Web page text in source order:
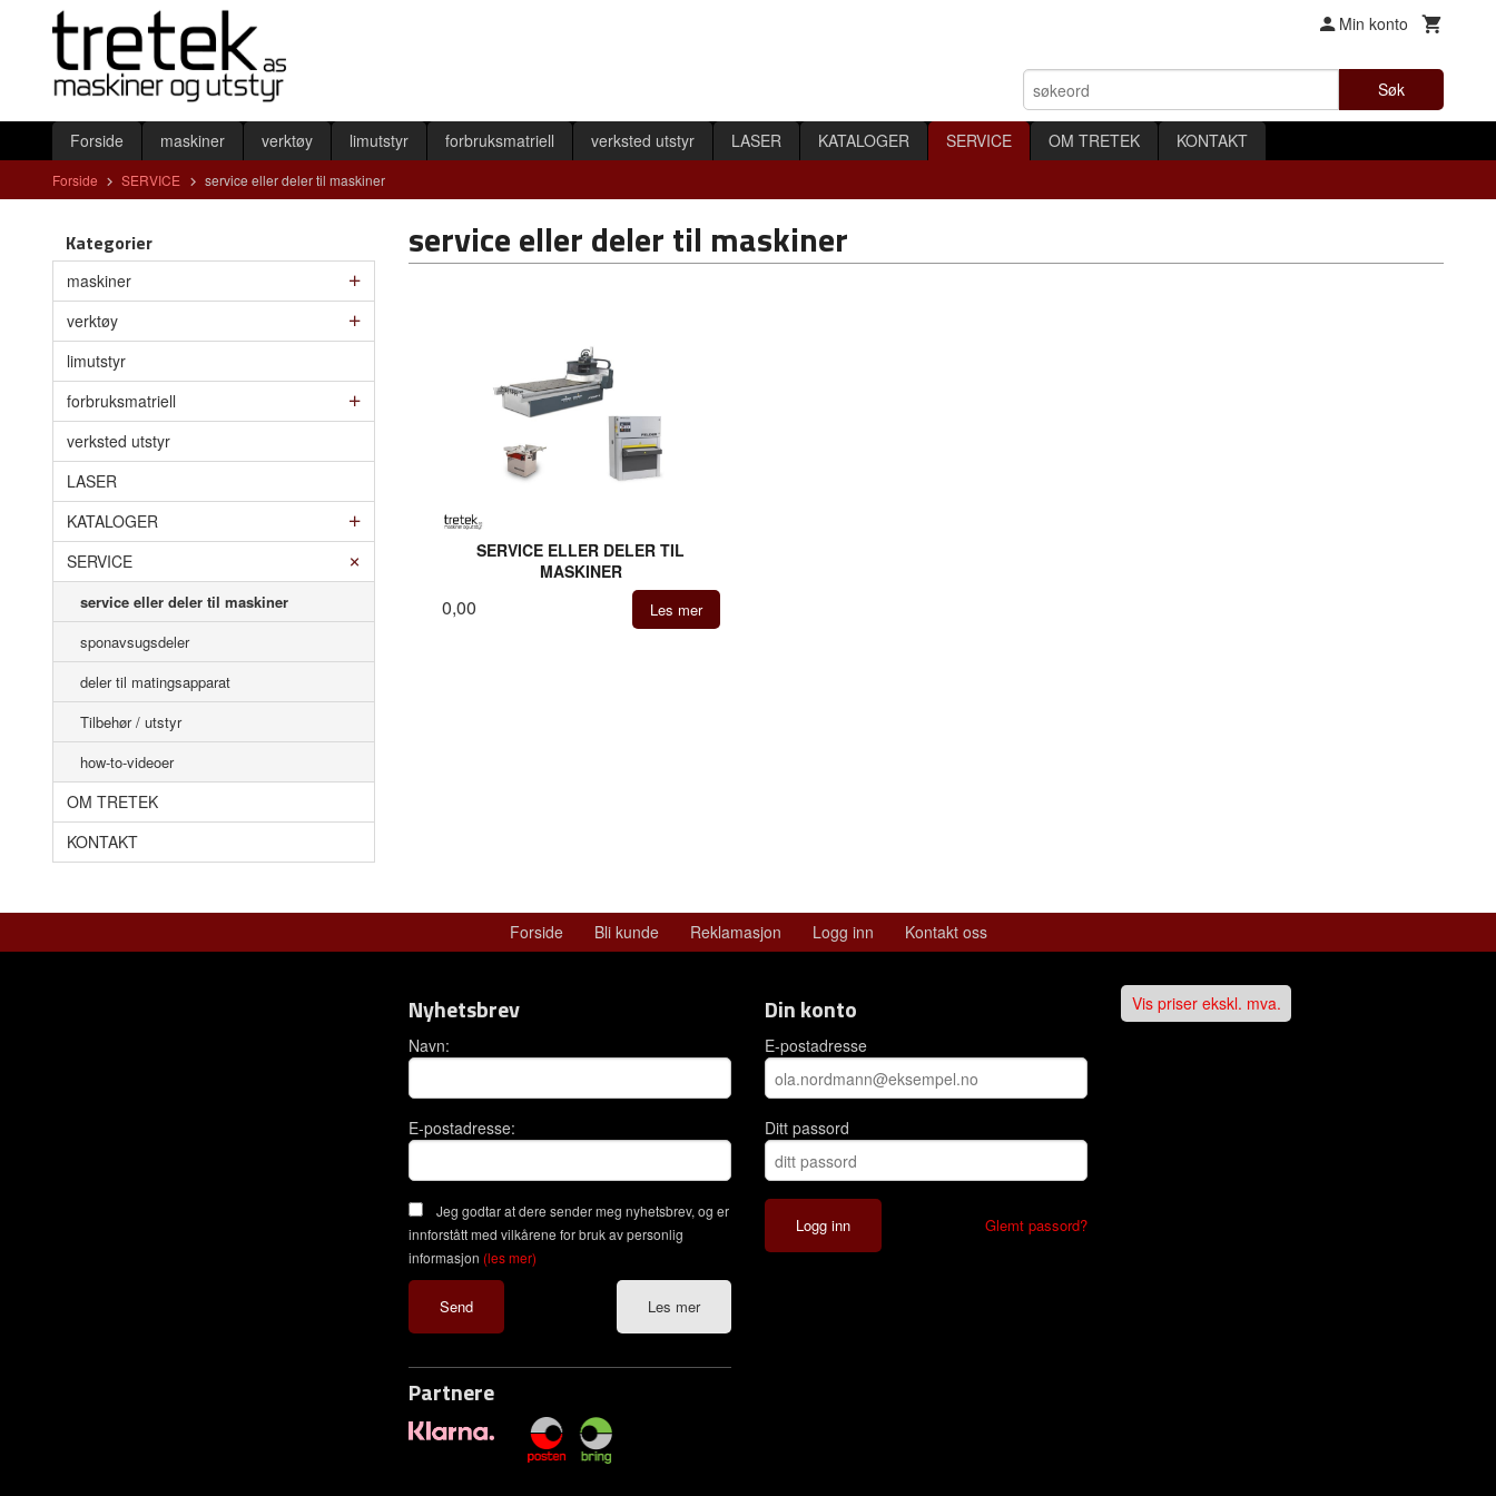
innholdet
Min konto
Søk
Produkter
Forside maskiner verktøy limutstyr forbruksmatriell verksted utstyr LASER KATALOGER SERVICE OM TRETEK KONTAKT
Forside SERVICE service eller deler til maskiner
Kategorier
maskiner
verktøy
limutstyr
forbruksmatriell
verksted utstyr
LASER
KATALOGER
SERVICE
service eller deler til maskiner
sponavsugsdeler
deler til matingsapparat
Tilbehør / utstyr
how-to-videoer
OM TRETEK
KONTAKT
service eller deler til maskiner
SERVICE ELLER DELER TIL
MASKINER
0,00 Les mer
Forside Bli kunde Reklamasjon Logg inn Kontakt oss
Nyhetsbrev
Navn:
E-postadresse:
Jeg godtar at dere sender meg nyhetsbrev, og er
innforstått med vilkårene for bruk av personlig
informasjon (les mer)
Les mer
Partnere
Din konto
E-postadresse
Ditt passord
Glemt passord?
Vis priser ekskl. mva.